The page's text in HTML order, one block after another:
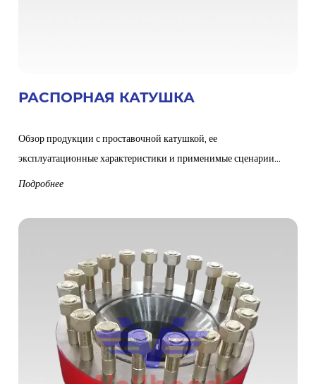
РАСПОРНАЯ КАТУШКА
Обзор продукции с проставочной катушкой, ее
эксплуатационные характеристики и применимые сценарии...
Подробнее